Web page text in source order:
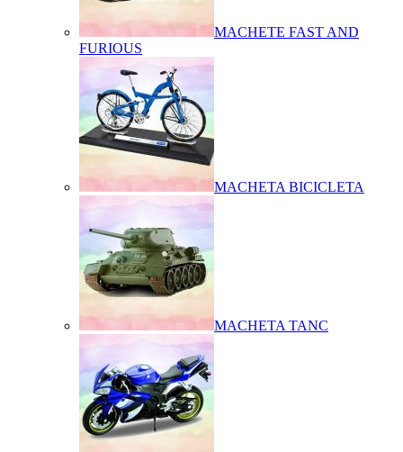
MACHETE FAST AND
FURIOUS
MACHETA BICICLETA
MACHETA TANC